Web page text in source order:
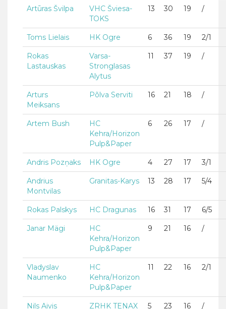
Artūras Švilpa
VHC Šviesa-
TOKS
13 30 19 /
Toms Lielais HK Ogre 6 36 19 2/1
Rokas
Lastauskas
Varsa-
Stronglasas
Alytus
11 37 19 /
Arturs
Meiksans
Põlva Serviti 16 21 18 /
Artem Bush
HC
Kehra/Horizon
Pulp&Paper
6 26 17 /
Andris Pozņaks HK Ogre 4 27 17 3/1
Andrius
Montvilas
Granitas-Karys 13 28 17 5/4
Rokas Palskys HC Dragunas 16 31 17 6/5
Janar Mägi
HC
Kehra/Horizon
Pulp&Paper
9 21 16 /
Vladyslav
Naumenko
HC
Kehra/Horizon
Pulp&Paper
11 22 16 2/1
Nils Aivis
ZRHK TENAX
5 23 16 /